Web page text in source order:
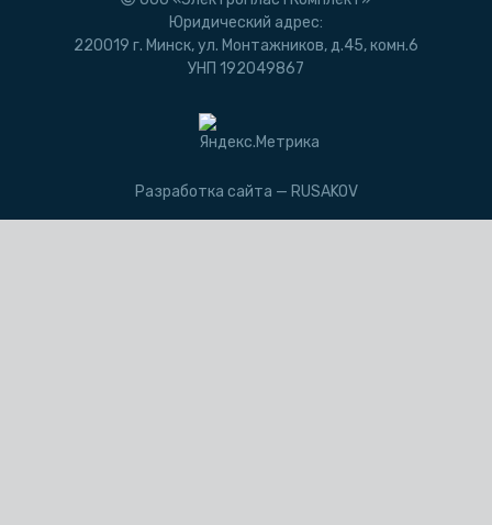
Юридический адрес:
220019 г. Минск, ул. Монтажников, д.45, комн.6
УНП 192049867
Разработка сайта — RUSAKOV